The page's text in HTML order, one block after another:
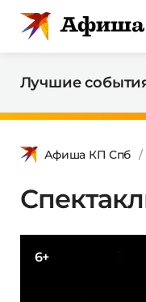
Лучшие
Афиша КП Спб
6+